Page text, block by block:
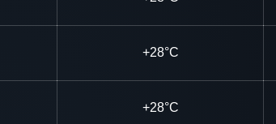
+28°C
+28°C